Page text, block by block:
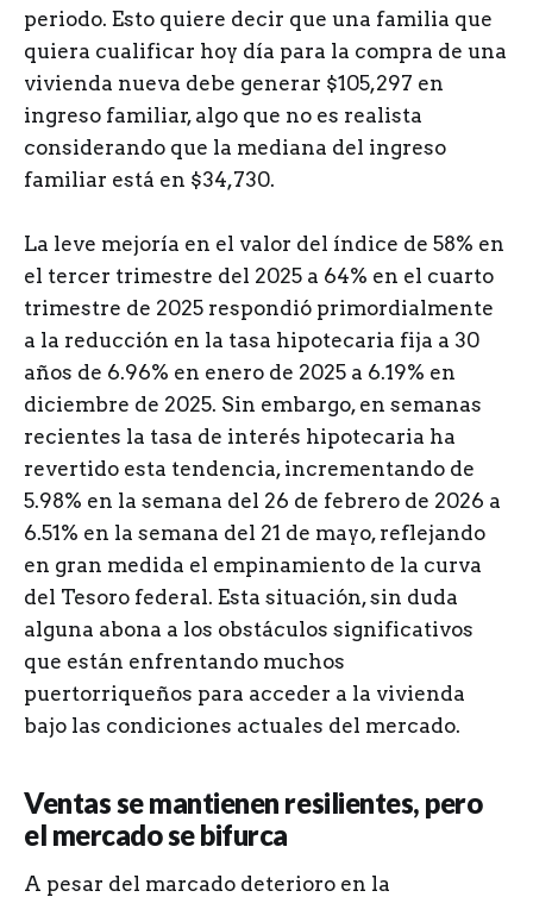
periodo. Esto quiere decir que una familia que
quiera cualificar hoy día para la compra de una
vivienda nueva debe generar $105,297 en
ingreso familiar, algo que no es realista
considerando que la mediana del ingreso
familiar está en $34,730.
La leve mejoría en el valor del índice de 58% en
el tercer trimestre del 2025 a 64% en el cuarto
trimestre de 2025 respondió primordialmente
a la reducción en la tasa hipotecaria fija a 30
años de 6.96% en enero de 2025 a 6.19% en
diciembre de 2025. Sin embargo, en semanas
recientes la tasa de interés hipotecaria ha
revertido esta tendencia, incrementando de
5.98% en la semana del 26 de febrero de 2026 a
6.51% en la semana del 21 de mayo, reflejando
en gran medida el empinamiento de la curva
del Tesoro federal. Esta situación, sin duda
alguna abona a los obstáculos significativos
que están enfrentando muchos
puertorriqueños para acceder a la vivienda
bajo las condiciones actuales del mercado.
Ventas se mantienen resilientes, pero
el mercado se bifurca
A pesar del marcado deterioro en la